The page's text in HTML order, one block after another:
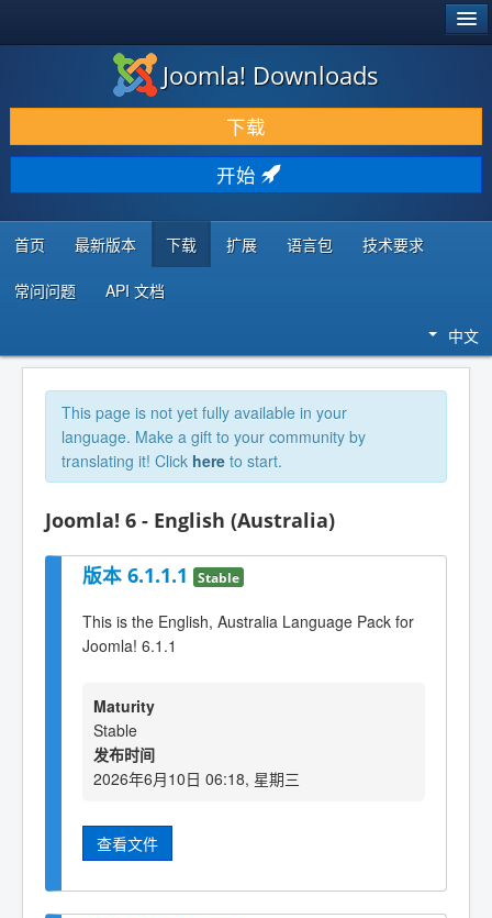
下载 & 扩展
发现 & 学习
社区 & 支持
开发者资源
Joomla! Downloads
下载
开始
首页 最新版本 下载 扩展 语言包 技术要求
常问问题 API 文档
中文
This page is not yet fully available in your
language. Make a gift to your community by
translating it! Click here to start.
Joomla! 6 - English (Australia)
版本 6.1.1.1 Stable
This is the English, Australia Language Pack for
Joomla! 6.1.1
Maturity
Stable
发布时间
2026年6月10日 06:18, 星期三
查看文件